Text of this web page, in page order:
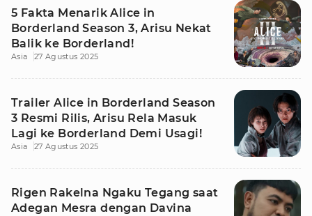
5 Fakta Menarik Alice in
Borderland Season 3, Arisu Nekat
Balik ke Borderland!
Asia 27 Agustus 2025
Trailer Alice in Borderland Season
3 Resmi Rilis, Arisu Rela Masuk
Lagi ke Borderland Demi Usagi!
Asia 27 Agustus 2025
Rigen Rakelna Ngaku Tegang saat
Adegan Mesra dengan Davina